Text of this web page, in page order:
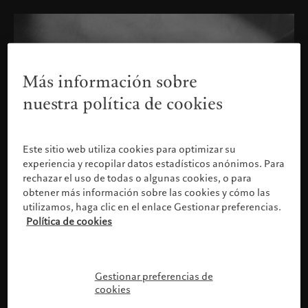
Más información sobre
nuestra política de cookies
Este sitio web utiliza cookies para optimizar su
experiencia y recopilar datos estadísticos anónimos. Para
rechazar el uso de todas o algunas cookies, o para
obtener más información sobre las cookies y cómo las
utilizamos, haga clic en el enlace Gestionar preferencias.
Política de cookies
Gestionar preferencias de
cookies